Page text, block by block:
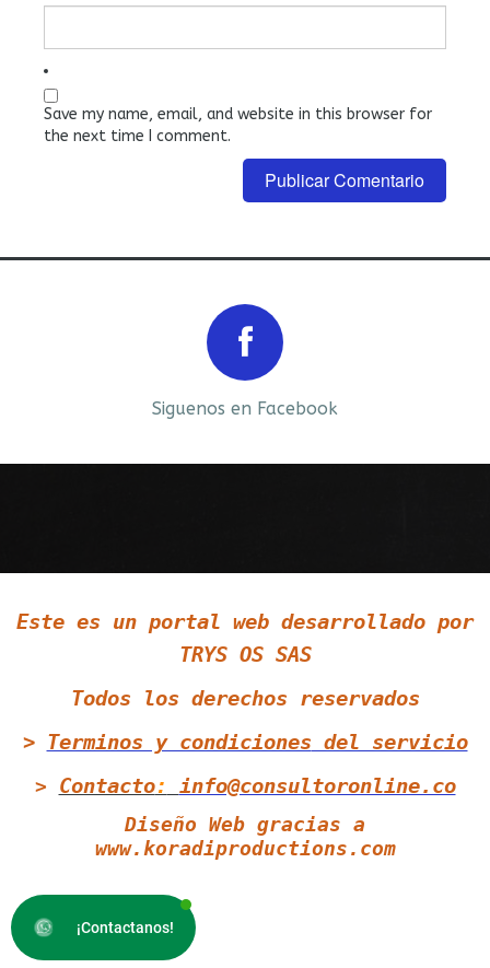
Save my name, email, and website in this browser for
the next time I comment.
Siguenos en Facebook
Este es un portal web desarrollado por
TRYS OS SAS
Todos los derechos reservados
> Terminos y condiciones del servicio
> Contacto: info@consultoronline.co
Diseño Web gracias a
www.koradiproductions.com
¡Contactanos!